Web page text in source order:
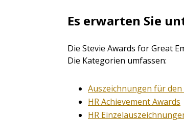
Es erwarten Sie
Die Stevie Awards for Great
Die Kategorien umfassen:
Auszeichnungen für
HR Achievement Awards
HR